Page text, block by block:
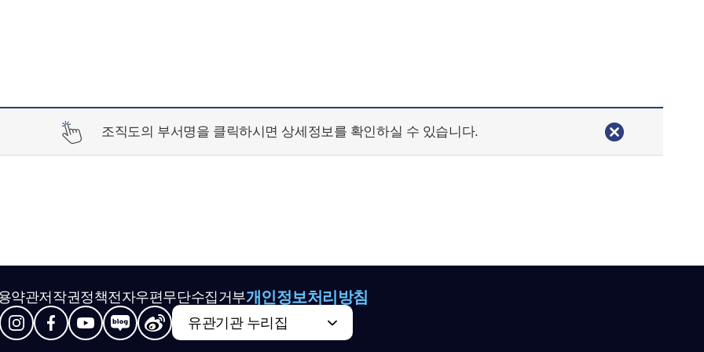
조직도의 부서명을 클릭하시면 상세정보를 확인하실 수 있습니다.
약관저작권정책전자우편무단수집거부개인정보처리방침
유관기관 누리집